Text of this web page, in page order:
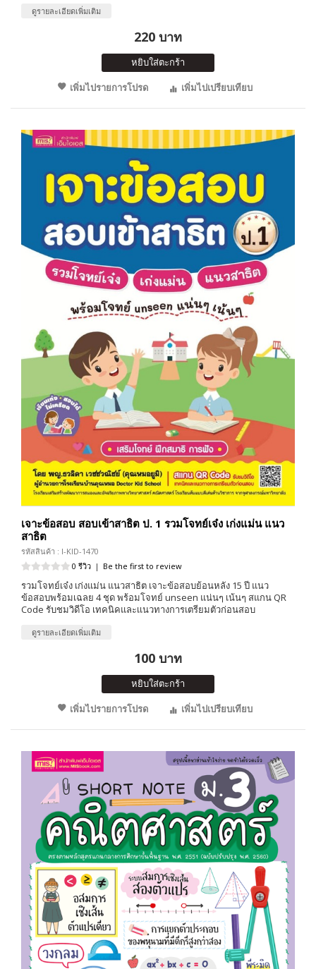
ดูรายละเอียดเพิ่มเติม
220 บาท
หยิบใส่ตะกร้า
เพิ่มไปรายการโปรด
เพิ่มไปเปรียบเทียบ
เจาะข้อสอบ สอบเข้าสาธิต ป. 1 รวมโจทย์เจ๋ง เก่งแม่น แนว
สาธิต
รหัสสินค้า : I-KID-1470
0 รีวิว | Be the first to review
รวมโจทย์เจ๋ง เก่งแม่น แนวสาธิต เจาะข้อสอบย้อนหลัง 15 ปี แนว
ข้อสอบพร้อมเฉลย 4 ชุด พร้อมโจทย์ unseen แน่นๆ เน้นๆ สแกน QR
Code รับชมวิดีโอ เทคนิคและเเนวทางการเตรียมตัวก่อนสอบ
ดูรายละเอียดเพิ่มเติม
100 บาท
หยิบใส่ตะกร้า
เพิ่มไปรายการโปรด
เพิ่มไปเปรียบเทียบ